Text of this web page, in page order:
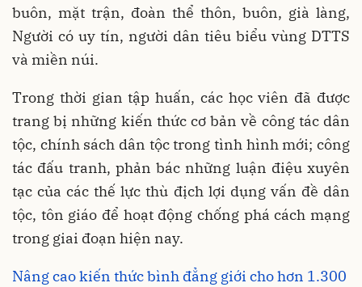
buôn, mặt trận, đoàn thể thôn, buôn, già làng,
Người có uy tín, người dân tiêu biểu vùng DTTS
và miền núi.
Trong thời gian tập huấn, các học viên đã được
trang bị những kiến thức cơ bản về công tác dân
tộc, chính sách dân tộc trong tình hình mới; công
tác đấu tranh, phản bác những luận điệu xuyên
tạc của các thế lực thù địch lợi dụng vấn đề dân
tộc, tôn giáo để hoạt động chống phá cách mạng
trong giai đoạn hiện nay.
Nâng cao kiến thức bình đẳng giới cho hơn 1.300